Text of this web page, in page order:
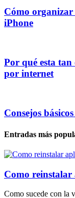
Cómo
iPhone
Por qué esta tan
por internet
Consejos
Entradas más
Como reinstalar
Como sucede con la